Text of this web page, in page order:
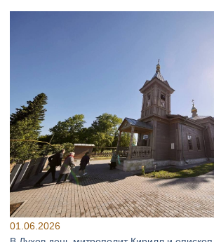
01.06.2026